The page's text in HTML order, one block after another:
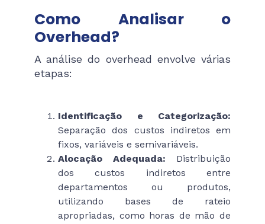
Como Analisar o
Overhead?
A análise do overhead envolve várias
etapas:
Identificação e Categorização:
Separação dos custos indiretos em
fixos, variáveis e semivariáveis.
Alocação Adequada: Distribuição
dos custos indiretos entre
departamentos ou produtos,
utilizando bases de rateio
apropriadas, como horas de mão de